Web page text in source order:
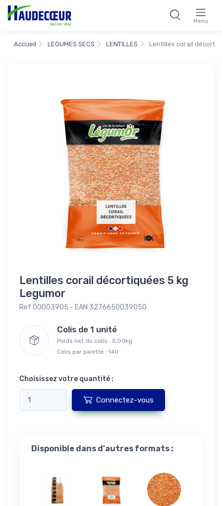
Menu
Accueil LEGUMES SECS LENTILLES Lentilles corail
Lentilles corail décortiquées 5 kg
Legumor
Ref 00003905 - EAN 3276650039050
Colis de 1 unité
Poids net du colis : 5,00kg
Colis par palette : 140
Choisissez votre quantité :
Connectez-vous
Disponible dans d'autres formats :